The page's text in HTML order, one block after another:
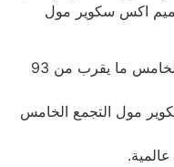
اكس سكوير مول
يضم اكس سكوير مول التجمع الخامس ما يقرب من 93
مول التجمع الخامس